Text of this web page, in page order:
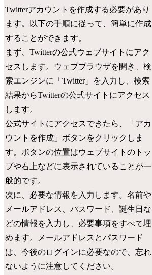
Twitterアカウントを作成する必要があり
ます。以下の手順に従って、簡単に作成
することができます。
まず、Twitterの公式ウェブサイトにアク
セスします。ウェブブラウザを開き、検
索エンジンに「Twitter」を入力し、検索
結果からTwitterの公式サイトにアクセス
します。
公式サイトにアクセスできたら、「アカ
ウントを作成」ボタンをクリックしま
す。ボタンの位置はウェブサイトのトッ
プや右上などに表示されていることが一
般的です。
次に、必要な情報を入力します。名前や
メールアドレス、パスワード、誕生日な
どの情報を入力し、必要事項をすべて埋
めます。メールアドレスとパスワード
は、今後のログインに必要なので、忘れ
ないように注意してください。